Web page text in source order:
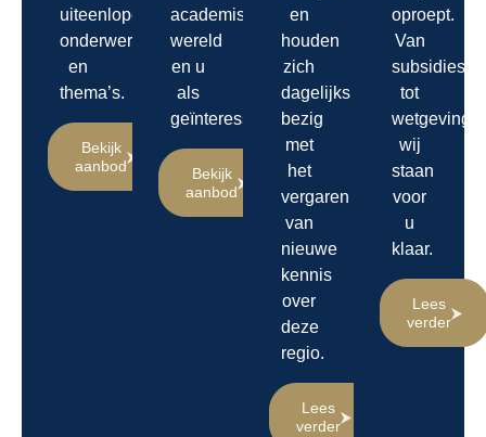
uiteenlopende
onderwerpen
en
thema’s.
Bekijk
aanbod
academische
wereld
en u
als
geïnteresseerde.
Bekijk
aanbod
en
houden
zich
dagelijks
bezig
met
het
vergaren
van
nieuwe
kennis
over
deze
regio.
Lees
verder
oproept.
Van
subsidies
tot
wetgeving,
wij
staan
voor
u
klaar.
Lees
verder